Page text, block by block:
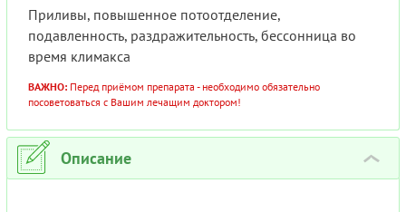
Приливы, повышенное потоотделение,
подавленность, раздражительность, бессонница во
время климакса
ВАЖНО: Перед приёмом препарата - необходимо обязательно
посоветоваться с Вашим лечащим доктором!
Описание ›